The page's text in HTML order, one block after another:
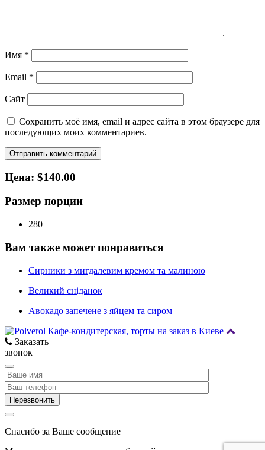
Имя *
Email *
Сайт
Сохранить моё имя, email и адрес сайта в этом браузере для
последующих моих комментариев.
Цена: $140.00
Размер порции
280
Вам также может понравиться
Сирники з мигдалевим кремом та малиною
Великий сніданок
Авокадо запечене з яйцем та сиром
Заказать
звонок
Спасибо за Ваше сообщение